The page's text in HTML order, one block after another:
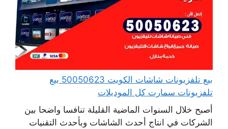
بيع تلفزيونات شاشات الكويت 50050623 بيع
تلفزيونات سمارت كل الموديلات
أصبح خلال السنوات الماضية القليلة تنافسا واضحا بين
الشركات في انتاج أحدث الشاشات وبأحدث التقنيات